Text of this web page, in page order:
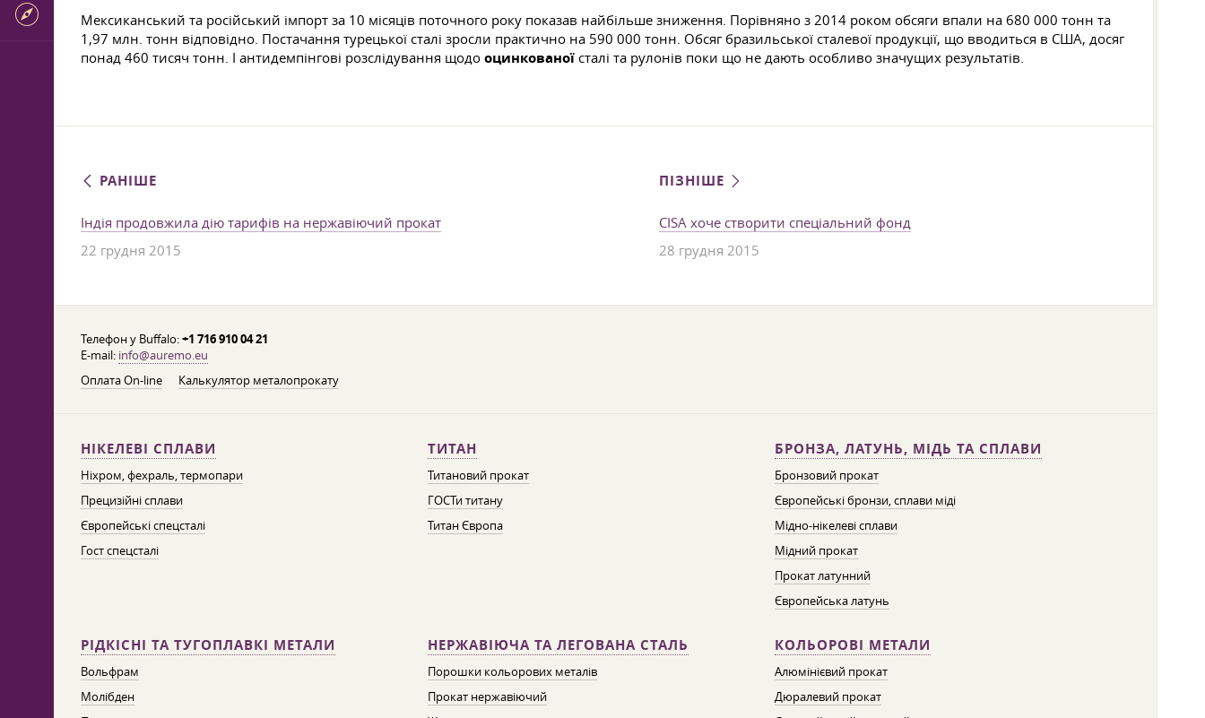
Мексиканський та російський імпорт за 10 місяців поточного року показав найбільше зниження. Порівняно з 2014 роком обсяги впали на 680 000 тонн та
1,97 млн. тонн відповідно. Постачання турецької сталі зросли практично на 590 000 тонн. Обсяг бразильської сталевої продукції, що вводиться в США, досяг
понад 460 тисяч тонн. І антидемпінгові розслідування щодо оцинкованої сталі та рулонів поки що не дають особливо значущих результатів.
РАНІШЕ
Індія продовжила дію тарифів на нержавіючий прокат
22 грудня 2015
ПІЗНІШЕ
CISA хоче створити спеціальний фонд
28 грудня 2015
Телефон у Buffalo:+1 716 910 04 21
E-mail: info@auremo.eu
Оплата On-line
Калькулятор металопрокату
НІКЕЛЕВІ СПЛАВИ
Ніхром, фехраль, термопари
Прецизійні сплави
Європейські спецсталі
Гост спецсталі
ТИТАН
Титановий прокат
ГОСТи титану
Титан Європа
БРОНЗА, ЛАТУНЬ, МІДЬ ТА СПЛАВИ
Бронзовий прокат
Європейські бронзи, сплави міді
Мідно-нікелеві сплави
Мідний прокат
Прокат латунний
Європейська латунь
РІДКІСНІ ТА ТУГОПЛАВКІ МЕТАЛИ
Вольфрам
Молібден
НЕРЖАВІЮЧА ТА ЛЕГОВАНА СТАЛЬ
Порошки кольорових металів
Прокат нержавіючий
КОЛЬОРОВІ МЕТАЛИ
Алюмінієвий прокат
Дюралевий прокат